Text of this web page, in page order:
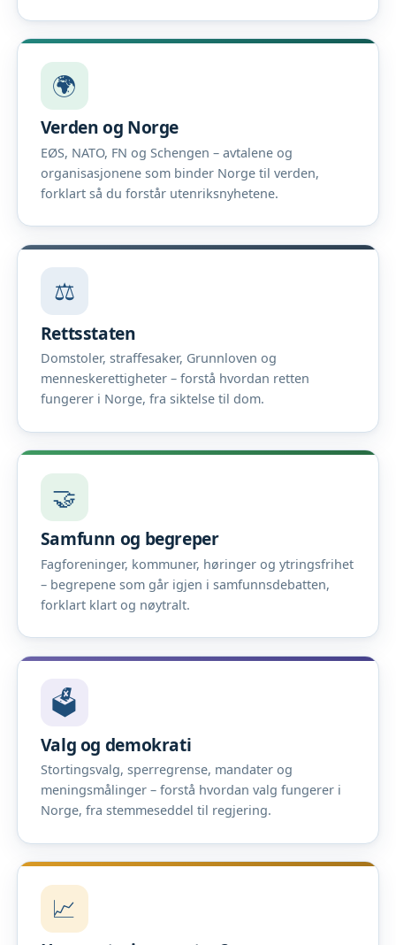
🌍
Verden og Norge
EØS, NATO, FN og Schengen – avtalene og
organisasjonene som binder Norge til verden,
forklart så du forstår utenriksnyhetene.
⚖️
Rettsstaten
Domstoler, straffesaker, Grunnloven og
menneskerettigheter – forstå hvordan retten
fungerer i Norge, fra siktelse til dom.
🤝
Samfunn og begreper
Fagforeninger, kommuner, høringer og ytringsfrihet
– begrepene som går igjen i samfunnsdebatten,
forklart klart og nøytralt.
🗳️
Valg og demokrati
Stortingsvalg, sperregrense, mandater og
meningsmålinger – forstå hvordan valg fungerer i
Norge, fra stemmeseddel til regjering.
📈